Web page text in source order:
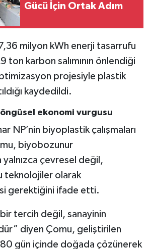
Gücü İçin Ortak Adım
milyon kWh enerji tasarrufu
ton karbon salımının önlendiği
projesiyle plastik
kaydedildi.
ekonomi vurgusu
NP’nin biyoplastik çalışmaları
biyobozunur
çevresel değil,
teknolojiler olarak
gerektiğini ifade etti.
tercih değil, sanayinin
diyen Çomu, geliştirilen
gün içinde doğada çözünerek